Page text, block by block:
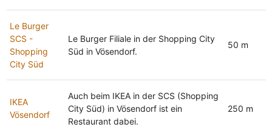
Le Burger
SCS -
Shopping
City Süd
Le Burger Filiale in der Shopping City
Süd in Vösendorf.
50 m
IKEA
Vösendorf
Auch beim IKEA in der SCS (Shopping
City Süd) in Vösendorf ist ein
Restaurant dabei.
250 m